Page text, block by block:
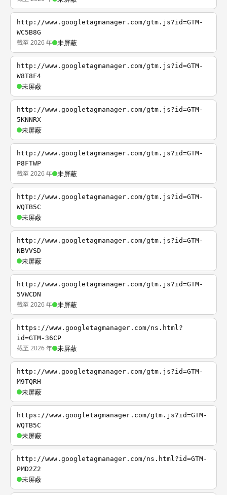
http://www.googletagmanager.com/gtm.js?id=GTM-
WC5B8G
截至 2026 年 未屏蔽
http://www.googletagmanager.com/gtm.js?id=GTM-
W8T8F4
未屏蔽
http://www.googletagmanager.com/gtm.js?id=GTM-
5KNNRX
未屏蔽
http://www.googletagmanager.com/gtm.js?id=GTM-
P8FTWP
截至 2026 年 未屏蔽
http://www.googletagmanager.com/gtm.js?id=GTM-
WQTB5C
未屏蔽
http://www.googletagmanager.com/gtm.js?id=GTM-
NBVVSD
未屏蔽
http://www.googletagmanager.com/gtm.js?id=GTM-
5VWCDN
截至 2026 年 未屏蔽
https://www.googletagmanager.com/ns.html?
id=GTM-36CP
截至 2026 年 未屏蔽
http://www.googletagmanager.com/gtm.js?id=GTM-
M9TQRH
未屏蔽
https://www.googletagmanager.com/gtm.js?id=GTM-
WQTB5C
未屏蔽
http://www.googletagmanager.com/ns.html?id=GTM-
PMD2Z2
未屏蔽